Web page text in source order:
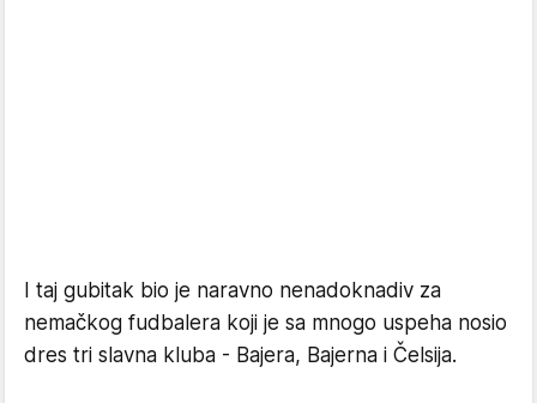
I taj gubitak bio je naravno nenadoknadiv za
nemačkog fudbalera koji je sa mnogo uspeha nosio
dres tri slavna kluba - Bajera, Bajerna i Čelsija.